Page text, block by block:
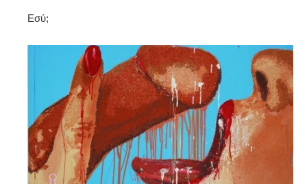
Εσύ;